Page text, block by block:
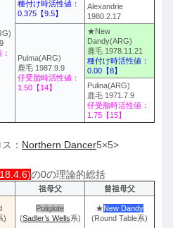
種付け時活性値：
0.375【9.5】
Alexandrie
1980.2.17
Pulma(ARG)
鹿毛 1987.9.9
仔受胎時活性値：
1.50【14】
★New
Dandy(ARG)
鹿毛 1978.11.21
種付け時活性値：
0.00【8】
Pulina(ARG)
鹿毛 1971.7.9
仔受胎時活性値：
1.75【15】
： Northern Dancer5×5>
の0の理論的総括
祖母父
曾祖母父
)
Poliglote
(Sadler’s Wells系)
★New Dandy
(Round Table系)